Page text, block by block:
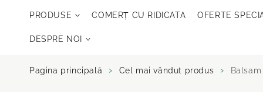
conținutPRODUSE COMERȚ CU RIDICATA OFERTE
DESPRE NOI
Pagina principală Cel mai vândut produs